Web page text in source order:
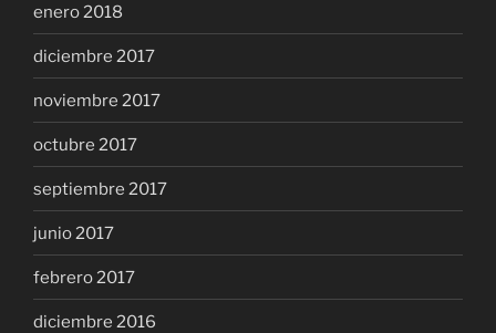
enero 2018
diciembre 2017
noviembre 2017
octubre 2017
septiembre 2017
junio 2017
febrero 2017
diciembre 2016